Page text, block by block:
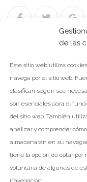
de las
Este sitio web utiliza
navega por el sitio web.
clasifican según sea
son esenciales para el
del sitio web. También
analizar y comprender
almacenarán en su
tiene la opción de optar por
voluntaria de algunas de
navegación.
Navegación
de
entradas
NOTICIA